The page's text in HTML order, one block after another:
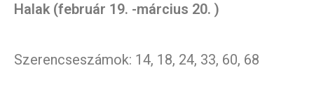
Halak (február 19. -március 20. )
Szerencseszámok: 14, 18, 24, 33, 60, 68